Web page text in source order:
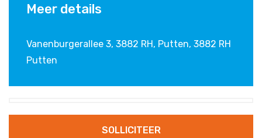
Meer details
Vanenburgerallee 3, 3882 RH, Putten, 3882 RH
Putten